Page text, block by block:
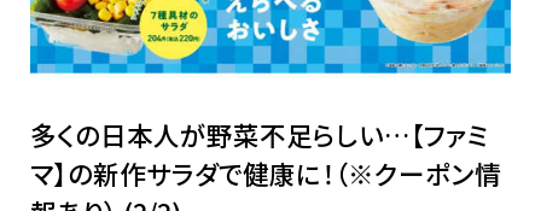
多くの日本人が野菜不足らしい…【ファミ
マ】の新作サラダで健康に！（※クーポン情